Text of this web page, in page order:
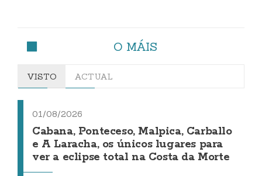
O MÁIS
VISTO ACTUAL
01/08/2026
Cabana, Ponteceso, Malpica, Carballo
e A Laracha, os únicos lugares para
ver a eclipse total na Costa da Morte